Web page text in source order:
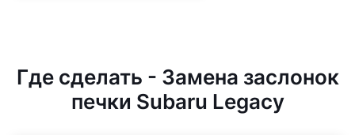
Где сделать - Замена заслонок
печки Subaru Legacy